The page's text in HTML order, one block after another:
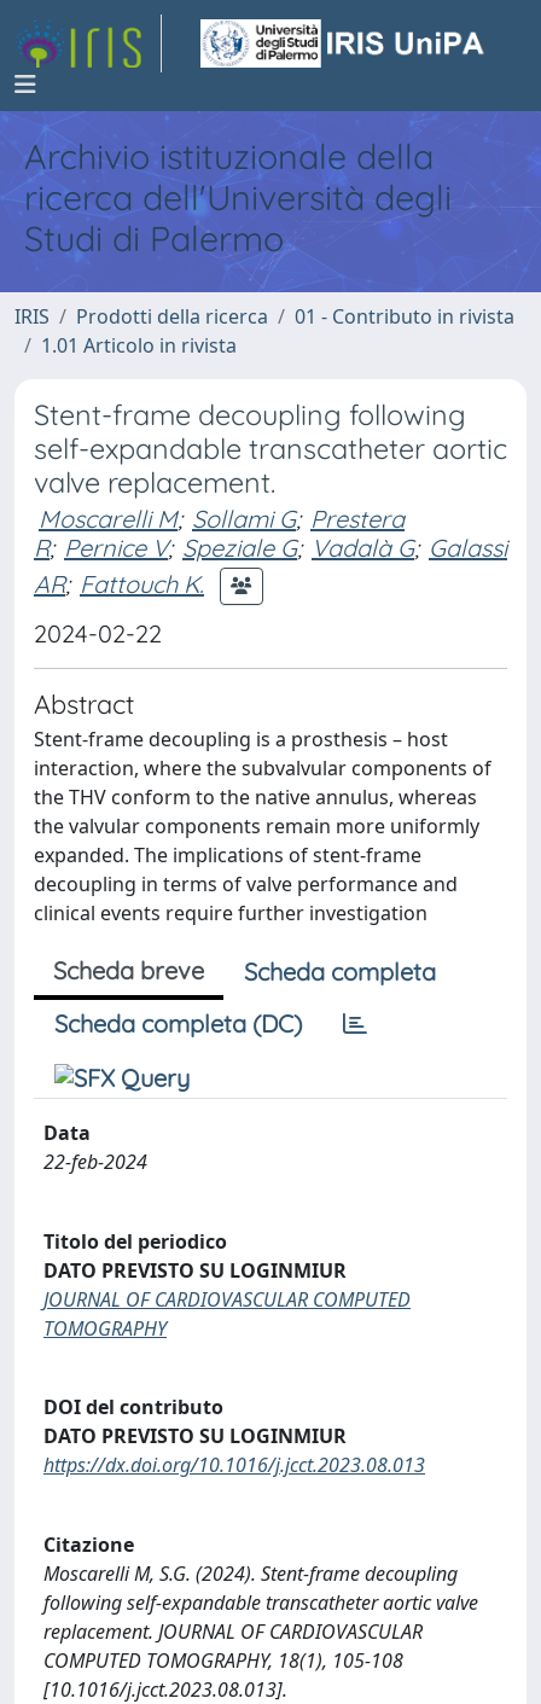
Archivio istituzionale della
ricerca dell'Università degli
Studi di Palermo
IRIS Prodotti della ricerca
01 - Contributo in rivista
1.01 Articolo in rivista
Stent-frame decoupling following
self-expandable transcatheter aortic
valve replacement.
Moscarelli M; Sollami G; Prestera
R; Pernice V; Speziale G; Vadalà G; Galassi
AR; Fattouch K.
2024-02-22
Abstract
Stent-frame decoupling is a prosthesis – host
interaction, where the subvalvular components of
the THV conform to the native annulus, whereas
the valvular components remain more uniformly
expanded. The implications of stent-frame
decoupling in terms of valve performance and
clinical events require further investigation
Scheda breve
Scheda completa
Scheda completa (DC)
Data
22-feb-2024
Titolo del periodico
DATO PREVISTO SU LOGINMIUR
JOURNAL OF CARDIOVASCULAR COMPUTED
TOMOGRAPHY
DOI del contributo
DATO PREVISTO SU LOGINMIUR
https://dx.doi.org/10.1016/j.jcct.2023.08.013
Citazione
Moscarelli M, S.G. (2024). Stent-frame decoupling
following self-expandable transcatheter aortic valve
replacement. JOURNAL OF CARDIOVASCULAR
COMPUTED TOMOGRAPHY, 18(1), 105-108
[10.1016/j.jcct.2023.08.013].